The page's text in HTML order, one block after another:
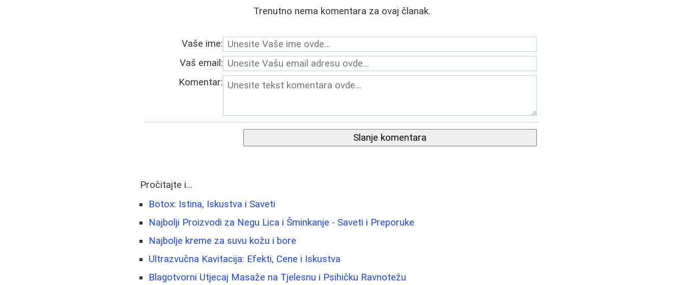
Trenutno nema komentara za ovaj članak.
Vaše ime:
Vaš email:
Komentar:
Slanje komentara
Pročitajte i...
Botox: Istina, Iskustva i Saveti
Najbolji Proizvodi za Negu Lica i Šminkanje - Saveti i Preporuke
Najbolje kreme za suvu kožu i bore
Ultrazvučna Kavitacija: Efekti, Cene i Iskustva
Blagotvorni Utjecaj Masaže na Tjelesnu i Psihičku Ravnotežu